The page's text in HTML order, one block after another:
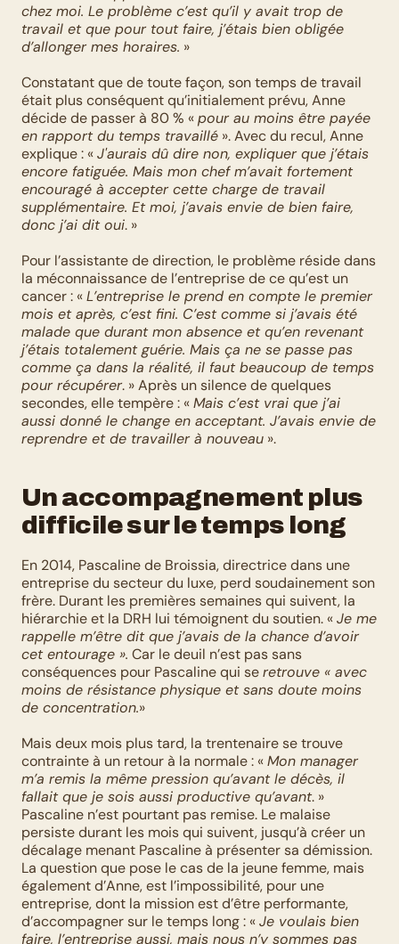
chez moi. Le problème c’est qu’il y avait trop de
travail et que pour tout faire, j’étais bien obligée
d’allonger mes horaires. »
Constatant que de toute façon, son temps de travail
était plus conséquent qu’initialement prévu, Anne
décide de passer à 80 % « pour au moins être payée
en rapport du temps travaillé ». Avec du recul, Anne
explique : « J'aurais dû dire non, expliquer que j’étais
encore fatiguée. Mais mon chef m’avait fortement
encouragé à accepter cette charge de travail
supplémentaire. Et moi, j’avais envie de bien faire,
donc j’ai dit oui. »
Pour l’assistante de direction, le problème réside dans
la méconnaissance de l’entreprise de ce qu’est un
cancer : « L’entreprise le prend en compte le premier
mois et après, c’est fini. C’est comme si j’avais été
malade que durant mon absence et qu’en revenant
j’étais totalement guérie. Mais ça ne se passe pas
comme ça dans la réalité, il faut beaucoup de temps
pour récupérer. » Après un silence de quelques
secondes, elle tempère : « Mais c’est vrai que j’ai
aussi donné le change en acceptant. J’avais envie de
reprendre et de travailler à nouveau ».
Un accompagnement plus
difficile sur le temps long
En 2014, Pascaline de Broissia, directrice dans une
entreprise du secteur du luxe, perd soudainement son
frère. Durant les premières semaines qui suivent, la
hiérarchie et la DRH lui témoignent du soutien. « Je me
rappelle m’être dit que j’avais de la chance d’avoir
cet entourage ». Car le deuil n’est pas sans
conséquences pour Pascaline qui se retrouve « avec
moins de résistance physique et sans doute moins
de concentration.»
Mais deux mois plus tard, la trentenaire se trouve
contrainte à un retour à la normale : « Mon manager
m’a remis la même pression qu’avant le décès, il
fallait que je sois aussi productive qu’avant. »
Pascaline n’est pourtant pas remise. Le malaise
persiste durant les mois qui suivent, jusqu’à créer un
décalage menant Pascaline à présenter sa démission.
La question que pose le cas de la jeune femme, mais
également d’Anne, est l’impossibilité, pour une
entreprise, dont la mission est d’être performante,
d’accompagner sur le temps long : « Je voulais bien
faire, l’entreprise aussi, mais nous n’y sommes pas